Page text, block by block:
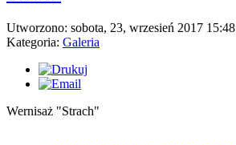
Utworzono: sobota, 23, wrzesień 2017 15:48
Kategoria: Galeria
Wernisaż "Strach"